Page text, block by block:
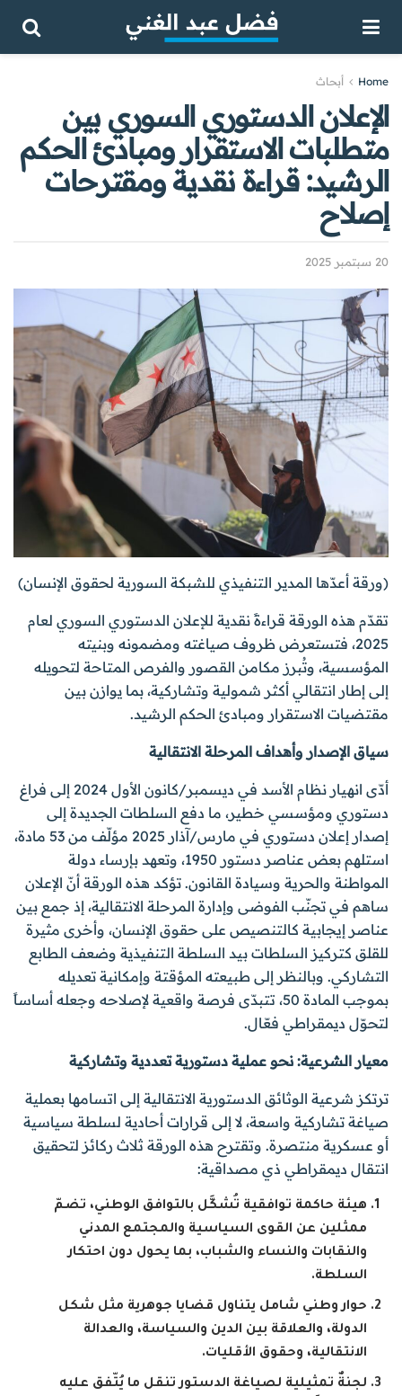
Home أبحاث
الإعلان الدستوري السوري بين
متطلبات الاستقرار ومبادئ الحكم
الرشيد: قراءة نقدية ومقترحات
إصلاح
20 سبتمبر 2025
(ورقة أعدّها المدير التنفيذي للشبكة السورية لحقوق الإنسان)
تقدّم هذه الورقة قراءةً نقدية للإعلان الدستوري السوري لعام
2025، فتستعرض ظروف صياغته ومضمونه وبنيته
المؤسسية، وتُبرز مكامن القصور والفرص المتاحة لتحويله
إلى إطار انتقالي أكثر شمولية وتشاركية، بما يوازن بين
مقتضيات الاستقرار ومبادئ الحكم الرشيد.
سياق الإصدار وأهداف المرحلة الانتقالية
أدّى انهيار نظام الأسد في ديسمبر/كانون الأول 2024 إلى فراغ
دستوري ومؤسسي خطير، ما دفع السلطات الجديدة إلى
إصدار إعلان دستوري في مارس/آذار 2025 مؤلّف من 53 مادة،
استلهم بعض عناصر دستور 1950، وتعهد بإرساء دولة
المواطنة والحرية وسيادة القانون. تؤكد هذه الورقة أنّ الإعلان
ساهم في تجنّب الفوضى وإدارة المرحلة الانتقالية، إذ جمع بين
عناصر إيجابية كالتنصيص على حقوق الإنسان، وأخرى مثيرة
للقلق كتركيز السلطات بيد السلطة التنفيذية وضعف الطابع
التشاركي. وبالنظر إلى طبيعته المؤقتة وإمكانية تعديله
بموجب المادة 50، تتبدّى فرصة واقعية لإصلاحه وجعله أساساً
لتحوّل ديمقراطي فعّال.
معيار الشرعية: نحو عملية دستورية تعددية وتشاركية
ترتكز شرعية الوثائق الدستورية الانتقالية إلى اتسامها بعملية
صياغة تشاركية واسعة، لا إلى قرارات أحادية لسلطة سياسية
أو عسكرية منتصرة. وتقترح هذه الورقة ثلاث ركائز لتحقيق
انتقال ديمقراطي ذي مصداقية:
هيئة حاكمة توافقية تُشكَّل بالتوافق الوطني، تضمّ
ممثلين عن القوى السياسية والمجتمع المدني
والنقابات والنساء والشباب، بما يحول دون احتكار
السلطة.
حوار وطني شامل يتناول قضايا جوهرية مثل شكل
الدولة، والعلاقة بين الدين والسياسة، والعدالة
الانتقالية، وحقوق الأقليات.
لجنةٌ تمثيلية لصياغة الدستور تنقل ما يُتّفق عليه